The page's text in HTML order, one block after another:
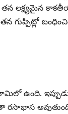
లక్ష్యమైన
గుప్పిట్లో
ఉంది.
రసాభాస